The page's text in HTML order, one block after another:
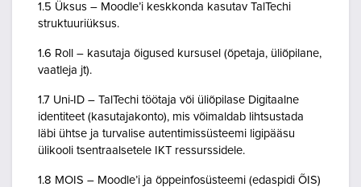
1.5 Üksus – Moodle’i keskkonda kasutav TalTechi
struktuuriüksus.
1.6 Roll – kasutaja õigused kursusel (õpetaja, üliõpilane,
vaatleja jt).
1.7 Uni-ID – TalTechi töötaja või üliõpilase Digitaalne
identiteet (kasutajakonto), mis võimaldab lihtsustada
läbi ühtse ja turvalise autentimissüsteemi ligipääsu
ülikooli tsentraalsetele IKT ressurssidele.
1.8 MOIS – Moodle’i ja õppeinfosüsteemi (edaspidi ÕIS)